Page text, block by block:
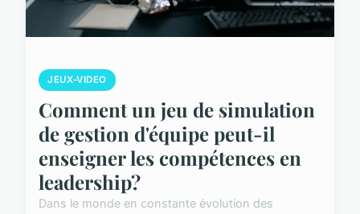
JEUX-VIDEO
Comment un jeu de simulation
de gestion d'équipe peut-il
enseigner les compétences en
leadership?
Dans le monde en constante évolution des